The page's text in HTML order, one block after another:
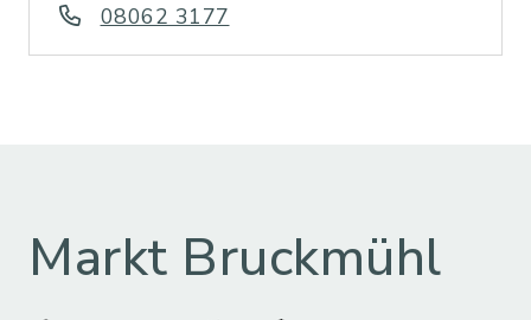
08062 3177
Markt Bruckmühl